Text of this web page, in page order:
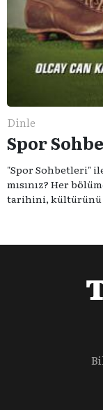
Dinle
Spor
"Spor Sohbetleri"
mısınız? Her
tarihini, kültürünü
olmadığına inananlardansanız